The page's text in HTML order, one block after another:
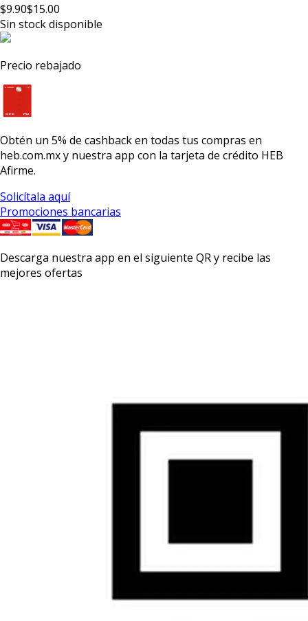
$9.90$15.00
Sin stock disponible
Precio rebajado
Obtén un 5% de cashbacken todas tus compras en
heb.com.mx y nuestra app con la tarjeta de crédito HEB
Afirme.
Solicítala aquí
Promociones bancarias
Descarga nuestra app en el siguiente QR y recibe las
mejores ofertas